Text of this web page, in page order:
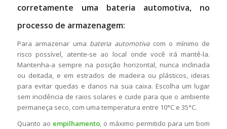
corretamente uma bateria automotiva, no
processo de armazenagem:
Para armazenar uma bateria automotivacom o mínimo de
risco possível, atente-se ao local onde você irá mantê-la.
Mantenha-a sempre na posição horizontal, nunca inclinada
ou deitada, e em estrados de madeira ou plásticos, ideias
para evitar quedas e danos na sua caixa. Escolha um lugar
sem incidência de raios solares e cuide para que o ambiente
permaneça seco, com uma temperatura entre 10°C e 35°C.
Quanto ao empilhamento, o máximo permitido para um bom